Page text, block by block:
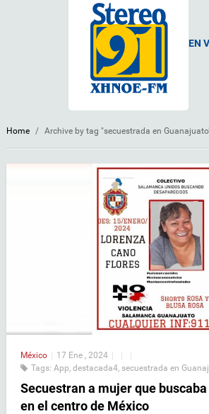
EN
Home / Archive by tag "secuestrada en
México | 17 Ene , 2024 | |
|
Tags: App, destacada4, secuestrada en
Secuestran a mujer que
en el centro de México